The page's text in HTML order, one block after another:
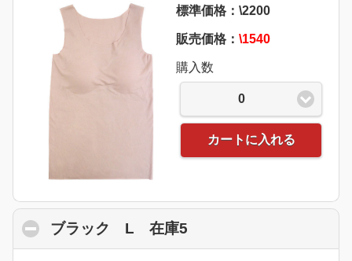
標準価格：\2200
販売価格： \1540
購入数
0
カートに入れる
ブラック L 在庫5